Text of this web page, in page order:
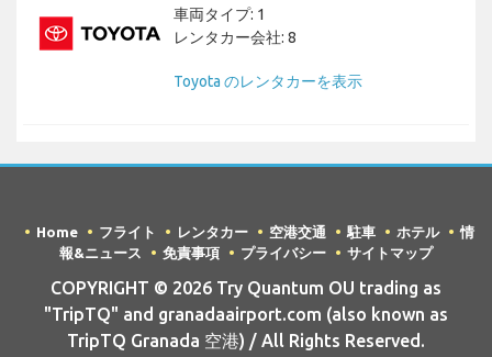
車両タイプ: 1
レンタカー会社: 8
Toyota のレンタカーを表示
Home フライト レンタカー 空港交通 駐車 ホテル
情
報&ニュース
免責事項 プライバシー サイトマップ
COPYRIGHT © 2026 Try Quantum OU trading as
"TripTQ" and granadaairport.com (also known as
TripTQ Granada 空港) / All Rights Reserved.